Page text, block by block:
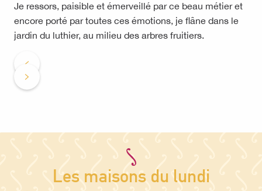
Je ressors, paisible et émerveillé par ce beau métier et
encore porté par toutes ces émotions, je flâne dans le
jardin du luthier, au milieu des arbres fruitiers.
Les maisons du lundi